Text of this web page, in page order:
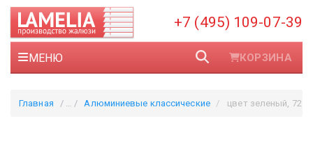
+7 (495) 109-07-39
МЕНЮ КОРЗИНА
Главная Алюминиевые классические цвет зеленый, 7256